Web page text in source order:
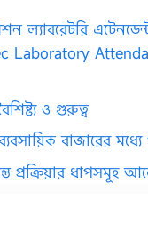
ল্যাবরেটরি
Laboratory
ও গুরুত্ব
বাজারের মধ্যে
প্রক্রিয়ার ধাপসমূহ